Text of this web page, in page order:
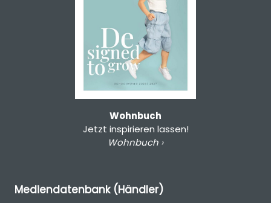
Wohnbuch
Jetzt inspirieren lassen!
Wohnbuch ›
Mediendatenbank (Händler)